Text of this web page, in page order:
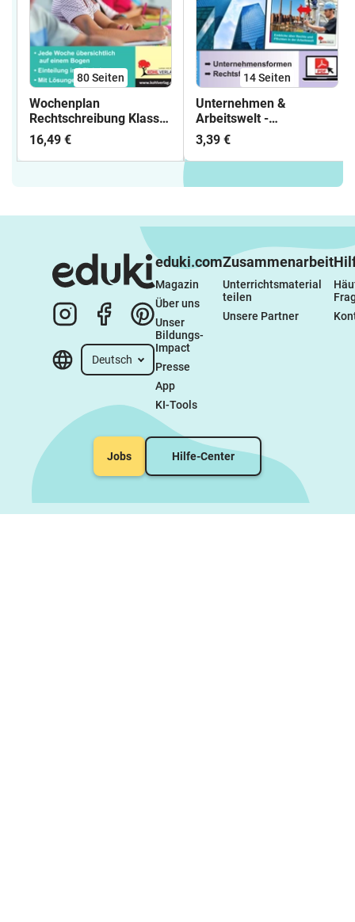
80Seiten
Wochenplan
Rechtschreibung Klasse
4 | Groß- und
Kleinschreibung,
Doppelkonsonanten, ss
Grundschule Klasse 4
16,49 €
14Seiten
Unternehmen &
Arbeitswelt -
Unternehmensformen &
Rechtsformen |
Wirtschaft Klasse 8-10
Arbeitsblätter
Freiarbeit mit Lösungen
3,39 €
Deutsch
eduki.com
Magazin
Über uns
Unser
Bildungs-
Impact
Presse
App
KI-Tools
Zusammenarbeit
Unterrichtsmaterial
teilen
Unsere Partner
Jobs Hilfe-Center